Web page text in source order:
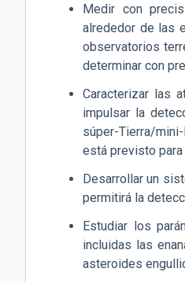
Medir con
alrededor de las
observatorios
determinar con
Caracterizar las
impulsar la
súper-Tierra/
está previsto para
Desarrollar un
permitirá la
Estudiar los
incluidas las
asteroides